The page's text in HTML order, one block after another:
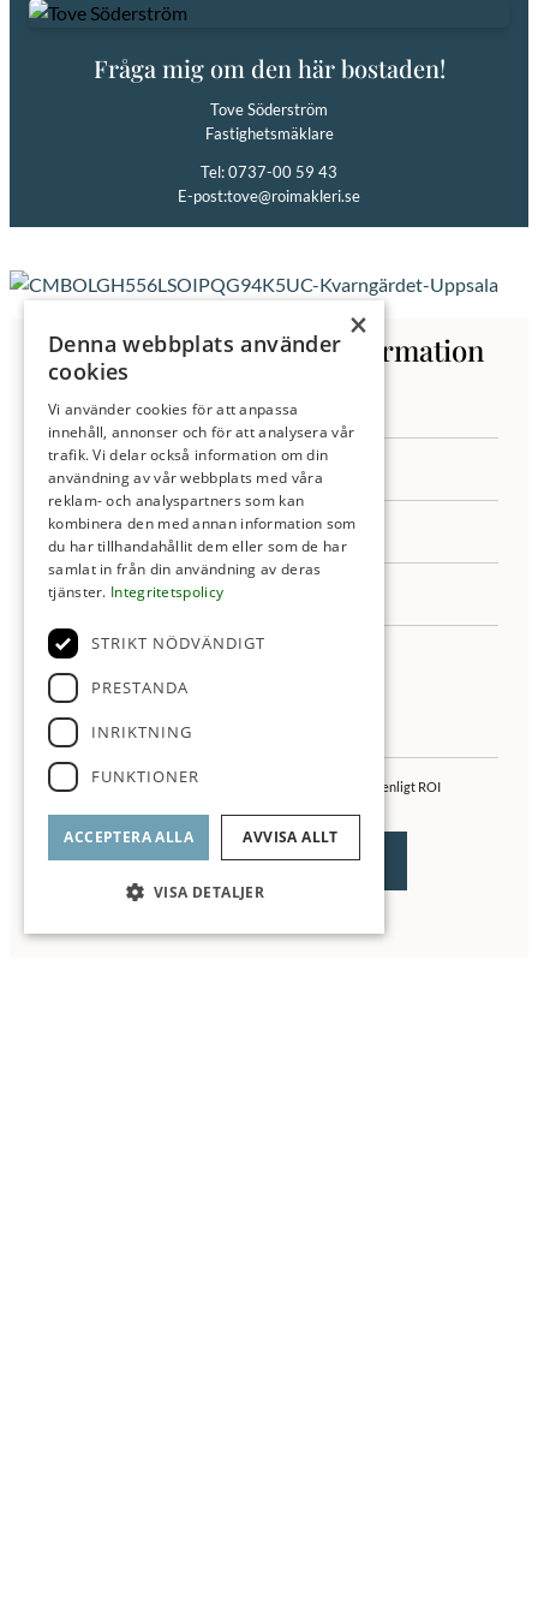
Fråga mig om den här bostaden!
Tove Söderström
Fastighetsmäklare
Tel: 0737-00 59 43
E-post:tove@roimakleri.se
Kontakta oss för mer information
Jag samtycker till behandling av mina personuppgifter enligt ROI
×
Denna webbplats använder
cookies
Vi använder cookies för att anpassa
innehåll, annonser och för att analysera vår
trafik. Vi delar också information om din
användning av vår webbplats med våra
reklam- och analyspartners som kan
kombinera den med annan information som
du har tillhandahållit dem eller som de har
samlat in från din användning av deras
tjänster. Integritetspolicy
STRIKT NÖDVÄNDIGT
PRESTANDA
INRIKTNING
FUNKTIONER
ACCEPTERA ALLA AVVISA ALLT
VISA DETALJER